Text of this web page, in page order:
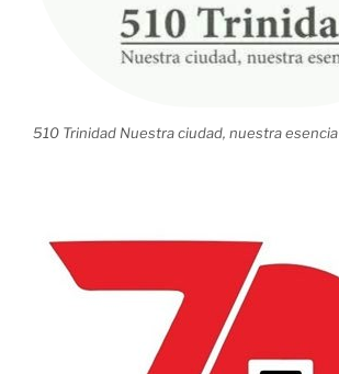
510 Trinidad Nuestra ciudad, nuestra esencia